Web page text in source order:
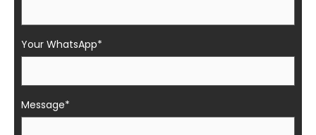
Your WhatsApp*
Message*